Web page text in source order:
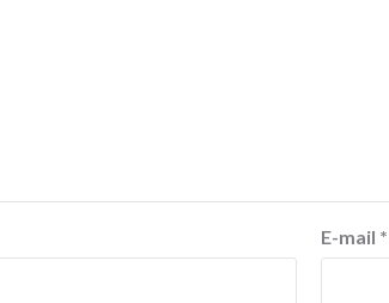
E-mail *